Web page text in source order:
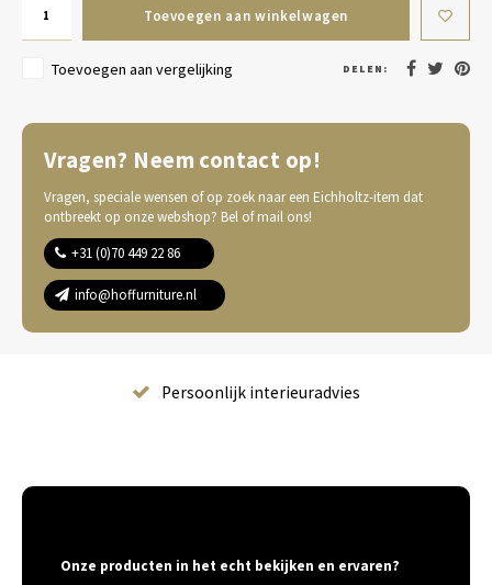
Toevoegen aan winkelwagen
Toevoegen aan vergelijking DELEN:
Vragen? Neem contact op!
Vragen, speciale wensen of op zoek naar een Eichholtz-item dat
ontbreekt op onze webshop? Bel of mail ons!
+31 (0)70 449 22 86
info@hoffurniture.nl
Complete wooninrichting
Onze producten in het echt bekijken en ervaren?